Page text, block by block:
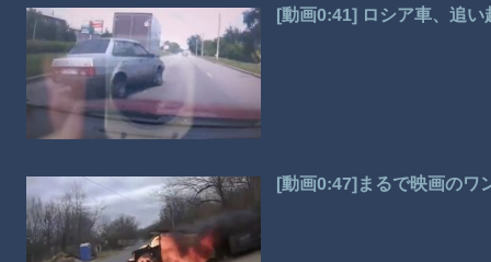
[動画0:41] ロシア車、追
[動画0:47]まるで映画のワ